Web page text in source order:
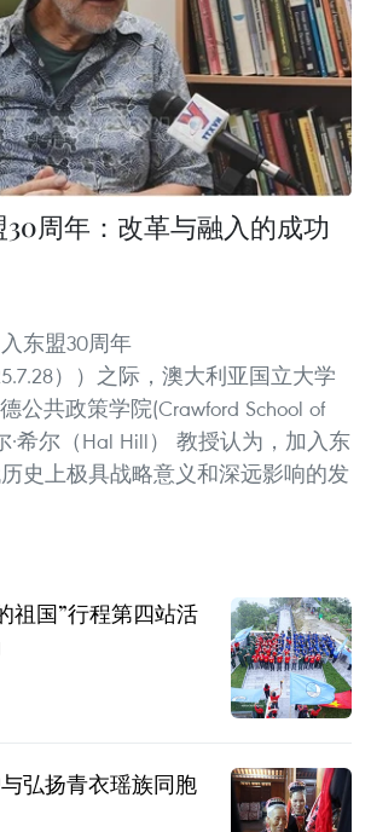
周年：改革与融入的成功
东盟30周年
））之际，澳大利亚国立大学
公共政策学院(Crawford School of
·希尔（Hal Hill） 教授认为，加入东
史上极具战略意义和深远影响的发
祖国”行程第四站活
弘扬青衣瑶族同胞